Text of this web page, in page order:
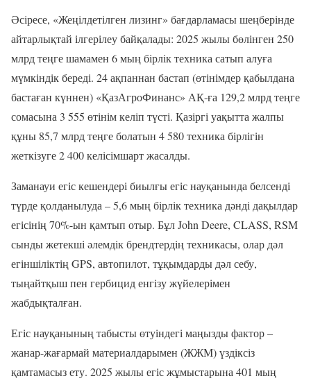
Әсіресе, «Жеңілдетілген лизинг» бағдарламасы шеңберінде
айтарлықтай ілгерілеу байқалады: 2025 жылы бөлінген 250
млрд теңге шамамен 6 мың бірлік техника сатып алуға
мүмкіндік береді. 24 ақпаннан бастап (өтінімдер қабылдана
бастаған күннен) «ҚазАгроФинанс» АҚ-ға 129,2 млрд теңге
сомасына 3 555 өтінім келіп түсті. Қазіргі уақытта жалпы
құны 85,7 млрд теңге болатын 4 580 техника бірлігін
жеткізуге 2 400 келісімшарт жасалды.
Заманауи егіс кешендері биылғы егіс науқанында белсенді
түрде қолданылуда – 5,6 мың бірлік техника дәнді дақылдар
егісінің 70%-ын қамтып отыр. Бұл John Deere, CLASS, RSM
сынды жетекші әлемдік брендтердің техникасы, олар дәл
егіншіліктің GPS, автопилот, тұқымдарды дәл себу,
тыңайтқыш пен гербицид енгізу жүйелерімен
жабдықталған.
Егіс науқанының табысты өтуіндегі маңызды фактор –
жанар-жағармай материалдарымен (ЖЖМ) үздіксіз
қамтамасыз ету. 2025 жылы егіс жұмыстарына 401 мың